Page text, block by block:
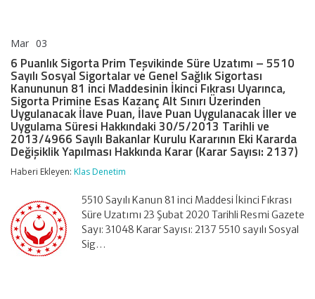
Mar 03
Sigorta
Prim
Teşvikinde
Süre
Uzatımı
–
5510
Sayılı
Sosyal
Sigortalar
Genel
Sağlık
Sigortası
Kanununun
81
6 Puanlık Sigorta Prim Teşvikinde Süre Uzatımı – 5510
Sayılı Sosyal Sigortalar ve Genel Sağlık Sigortası
Kanununun 81 inci Maddesinin İkinci Fıkrası Uyarınca,
Sigorta Primine Esas Kazanç Alt Sınırı Üzerinden
Uygulanacak İlave Puan, İlave Puan Uygulanacak İller ve
Uygulama Süresi Hakkındaki 30/5/2013 Tarihli ve
2013/4966 Sayılı Bakanlar Kurulu Kararının Eki Kararda
Değişiklik Yapılması Hakkında Karar (Karar Sayısı: 2137)
Haberi Ekleyen: Klas Denetim
5510 Sayılı Kanun 81 inci Maddesi İkinci Fıkrası
Süre Uzatımı 23 Şubat 2020 Tarihli Resmi Gazete
Sayı: 31048 Karar Sayısı: 2137 5510 sayılı Sosyal
Sig…